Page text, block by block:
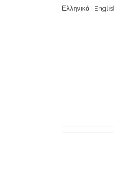
Ελληνικά